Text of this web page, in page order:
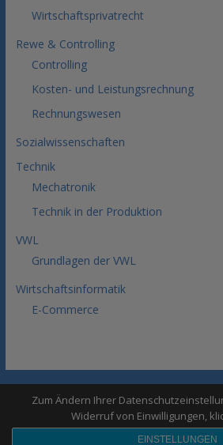
Wirtschaftsprivatrecht
Rewe & Controlling
Controlling
Kosten- und Leistungsrechnung
Rechnungswesen
Sozialwissenschaften
Technik
Mechatronik
Technik in der Produktion
VWL
Grundlagen der VWL
Wirtschaftsinformatik
E-Commerce
Sitemap Impressum
Copyright © 2026 BWL Lerntipps.
Zum Ändern Ihrer
Widerruf von Einwilligungen,
EINSTELLUNGEN